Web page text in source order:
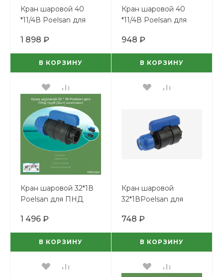
Кран шаровой 40
*11/4В Poelsan для
комплект
1 898 ₽
В КОРЗИНУ
Кран шаровой 40
*11/4В Poelsan для
948 ₽
В КОРЗИНУ
Кран шаровой 32*1В
Poelsan для ПНД
1 496 ₽
В КОРЗИНУ
Кран шаровой
32*1ВPoelsan для
748 ₽
В КОРЗИНУ